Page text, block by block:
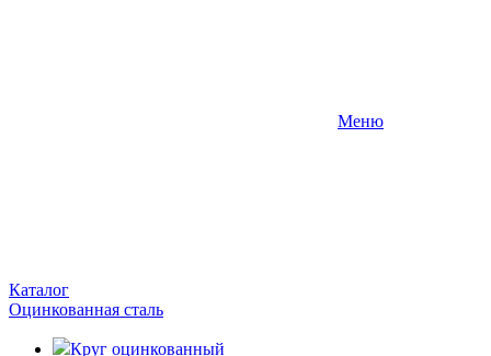
Меню
Каталог
Оцинкованная сталь
Круг оцинкованный